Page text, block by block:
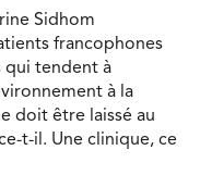
Sidhom
francophones
qui tendent à
à la
doit être laissé au
t-il. Une clinique, ce